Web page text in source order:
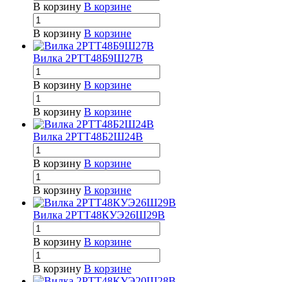
В корзину В корзине
В корзину В корзине
Вилка 2РТТ48Б9Ш27В
В корзину В корзине
В корзину В корзине
Вилка 2РТТ48Б2Ш24В
В корзину В корзине
В корзину В корзине
Вилка 2РТТ48КУЭ26Ш29В
В корзину В корзине
В корзину В корзине